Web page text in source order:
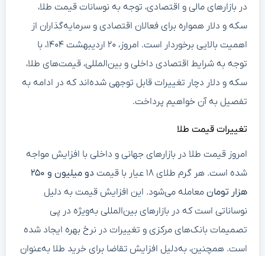
در بازارهای مالی و اقتصادی، توجه به نوسانات قیمت طلا،
سکه و دلار همواره برای فعالان اقتصادی و سرمایه‌گذاران از
اهمیت بالایی برخوردار است. امروز، ۲۰ اردیبهشت ۱۴۰۴، با
توجه به شرایط اقتصادی داخلی و بین‌المللی، قیمت‌های طلا،
سکه و دلار دچار تغییرات قابل توجهی شده‌اند که در ادامه به
تفصیل به آن خواهیم پرداخت.
تغییرات قیمت طلا
امروز قیمت طلا در بازارهای جهانی و داخلی با افزایش مواجه
شده است. هر گرم طلای ۱۸ عیار با قیمت
دو میلیون و ۲۵۰
هزار تومان معامله می‌شود. این افزایش قیمت به دلیل
نوساناتی است که در بازارهای بین‌المللی به‌ویژه در پی
تصمیمات بانک‌های مرکزی و تغییرات در نرخ بهره ایجاد شده
است. همچنین، به‌دلیل افزایش تقاضا برای خرید طلا به‌عنوان